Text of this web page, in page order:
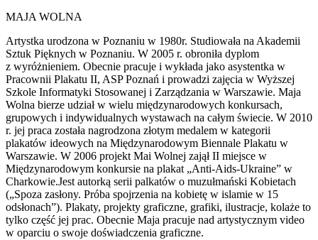
MAJA WOLNA
Artystka urodzona w Poznaniu w 1980r. Studiowała na Akademii
Sztuk Pięknych w Poznaniu. W 2005 r. obroniła dyplom
z wyróżnieniem. Obecnie pracuje i wykłada jako asystentka w
Pracownii Plakatu II, ASP Poznań i prowadzi zajęcia w Wyższej
Szkole Informatyki Stosowanej i Zarządzania w Warszawie. Maja
Wolna bierze udział w wielu międzynarodowych konkursach,
grupowych i indywidualnych wystawach na całym świecie. W 2010
r. jej praca została nagrodzona złotym medalem w kategorii
plakatów ideowych na Międzynarodowym Biennale Plakatu w
Warszawie. W 2006 projekt Mai Wolnej zajął II miejsce w
Międzynarodowym konkursie na plakat „Anti-Aids-Ukraine” w
Charkowie.Jest autorką serii palkatów o muzułmański Kobietach
(„Spoza zasłony. Próba spojrzenia na kobietę w islamie w 15
odsłonach”). Plakaty, projekty graficzne, grafiki, ilustracje, kolaże to
tylko część jej prac. Obecnie Maja pracuje nad artystycznym video
w oparciu o swoje doświadczenia graficzne.